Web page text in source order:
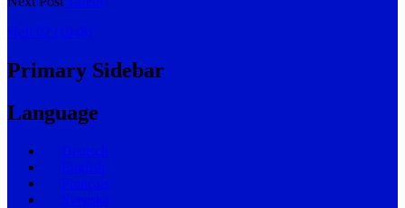
Heft 02 (1948)
Primary Sidebar
Language
Deutsch
English
Français
Svenska